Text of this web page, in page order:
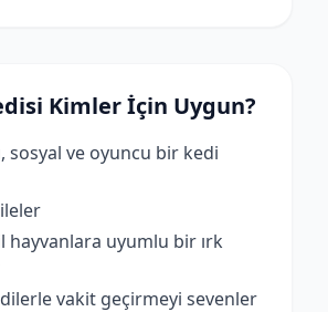
Kimler İçin Uygun?
sosyal ve oyuncu bir kedi
hayvanlara uyumlu bir ırk
vakit geçirmeyi sevenler